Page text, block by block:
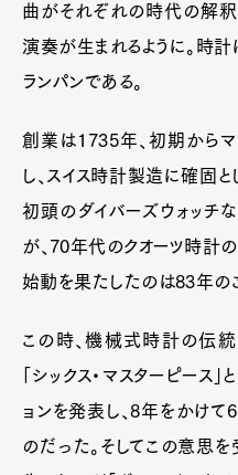
曲がそれぞれの時代の解釈
演奏が生まれるように。時
ランパンである。
創業は1735年、初期から
し、スイス時計製造に確固
初頭のダイバーズウォッチ
が、70年代のクオーツ時計
始動を果たしたのは83年のこ
この時、機械式時計の伝統
「シックス・マスターピース
ョンを発表し、8年をかけて
のだった。そしてこの意思